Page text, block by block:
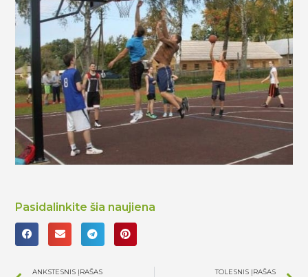
Pasidalinkite šia naujiena
ANKSTESNIS ĮRAŠAS TOLESNIS ĮRAŠAS